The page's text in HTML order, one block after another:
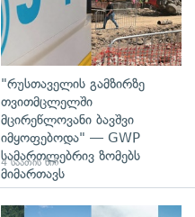
"რუსთაველის გამზირზე
თვითმცლელში
მცირეწლოვანი ბავშვი
იმყოფებოდა" — GWP
სამართლებრივ ზომებს
მიმართავს
4 საათის წინ